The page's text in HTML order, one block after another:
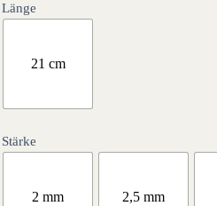
Länge
21 cm
Stärke
2 mm 2,5 mm